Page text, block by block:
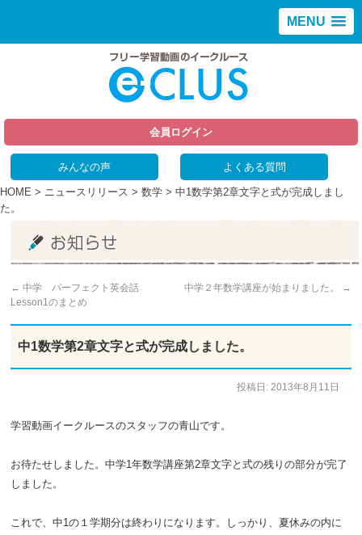
MENU
会員ログイン
みんなの声 よくある質問
HOME > ニュースリリース > 数学 > 中1数学第2章文字と式が完成しまし
た。
← 中学 パーフェクト英会話
Lesson1のまとめ
中学２年数学講座が始まりました。 →
中1数学第2章文字と式が完成しました。
投稿日: 2013年8月11日
学習動画イークルースのスタッフの青山です。
お待たせしました。中学1年数学講座第2章文字と式の残りの部分が完了
しました。
これで、中1の１学期分は終わりになります。しっかり、夏休みの内に